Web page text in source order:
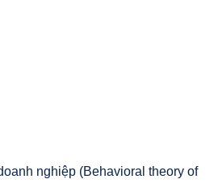
nghiệp (Behavioral theory of